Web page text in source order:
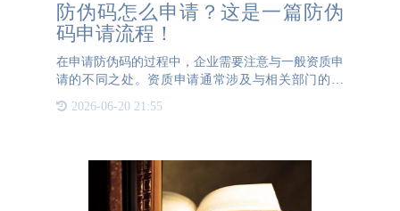
防伪码怎么申请？这是一篇防伪
码申请流程！
在申请防伪码的过程中，企业需要注意与一般资质申
请的不同之处。资质申请通常涉及与相关部门的交
涉，而防伪码申请则需要企业与专业的防伪公司合
作。以下是一个防伪码申请的步骤指南，帮助企业了
2026-06-20 21:55